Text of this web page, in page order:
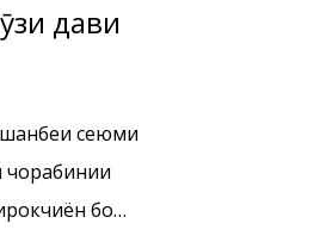
дави
сеюми
чорабинии
бо